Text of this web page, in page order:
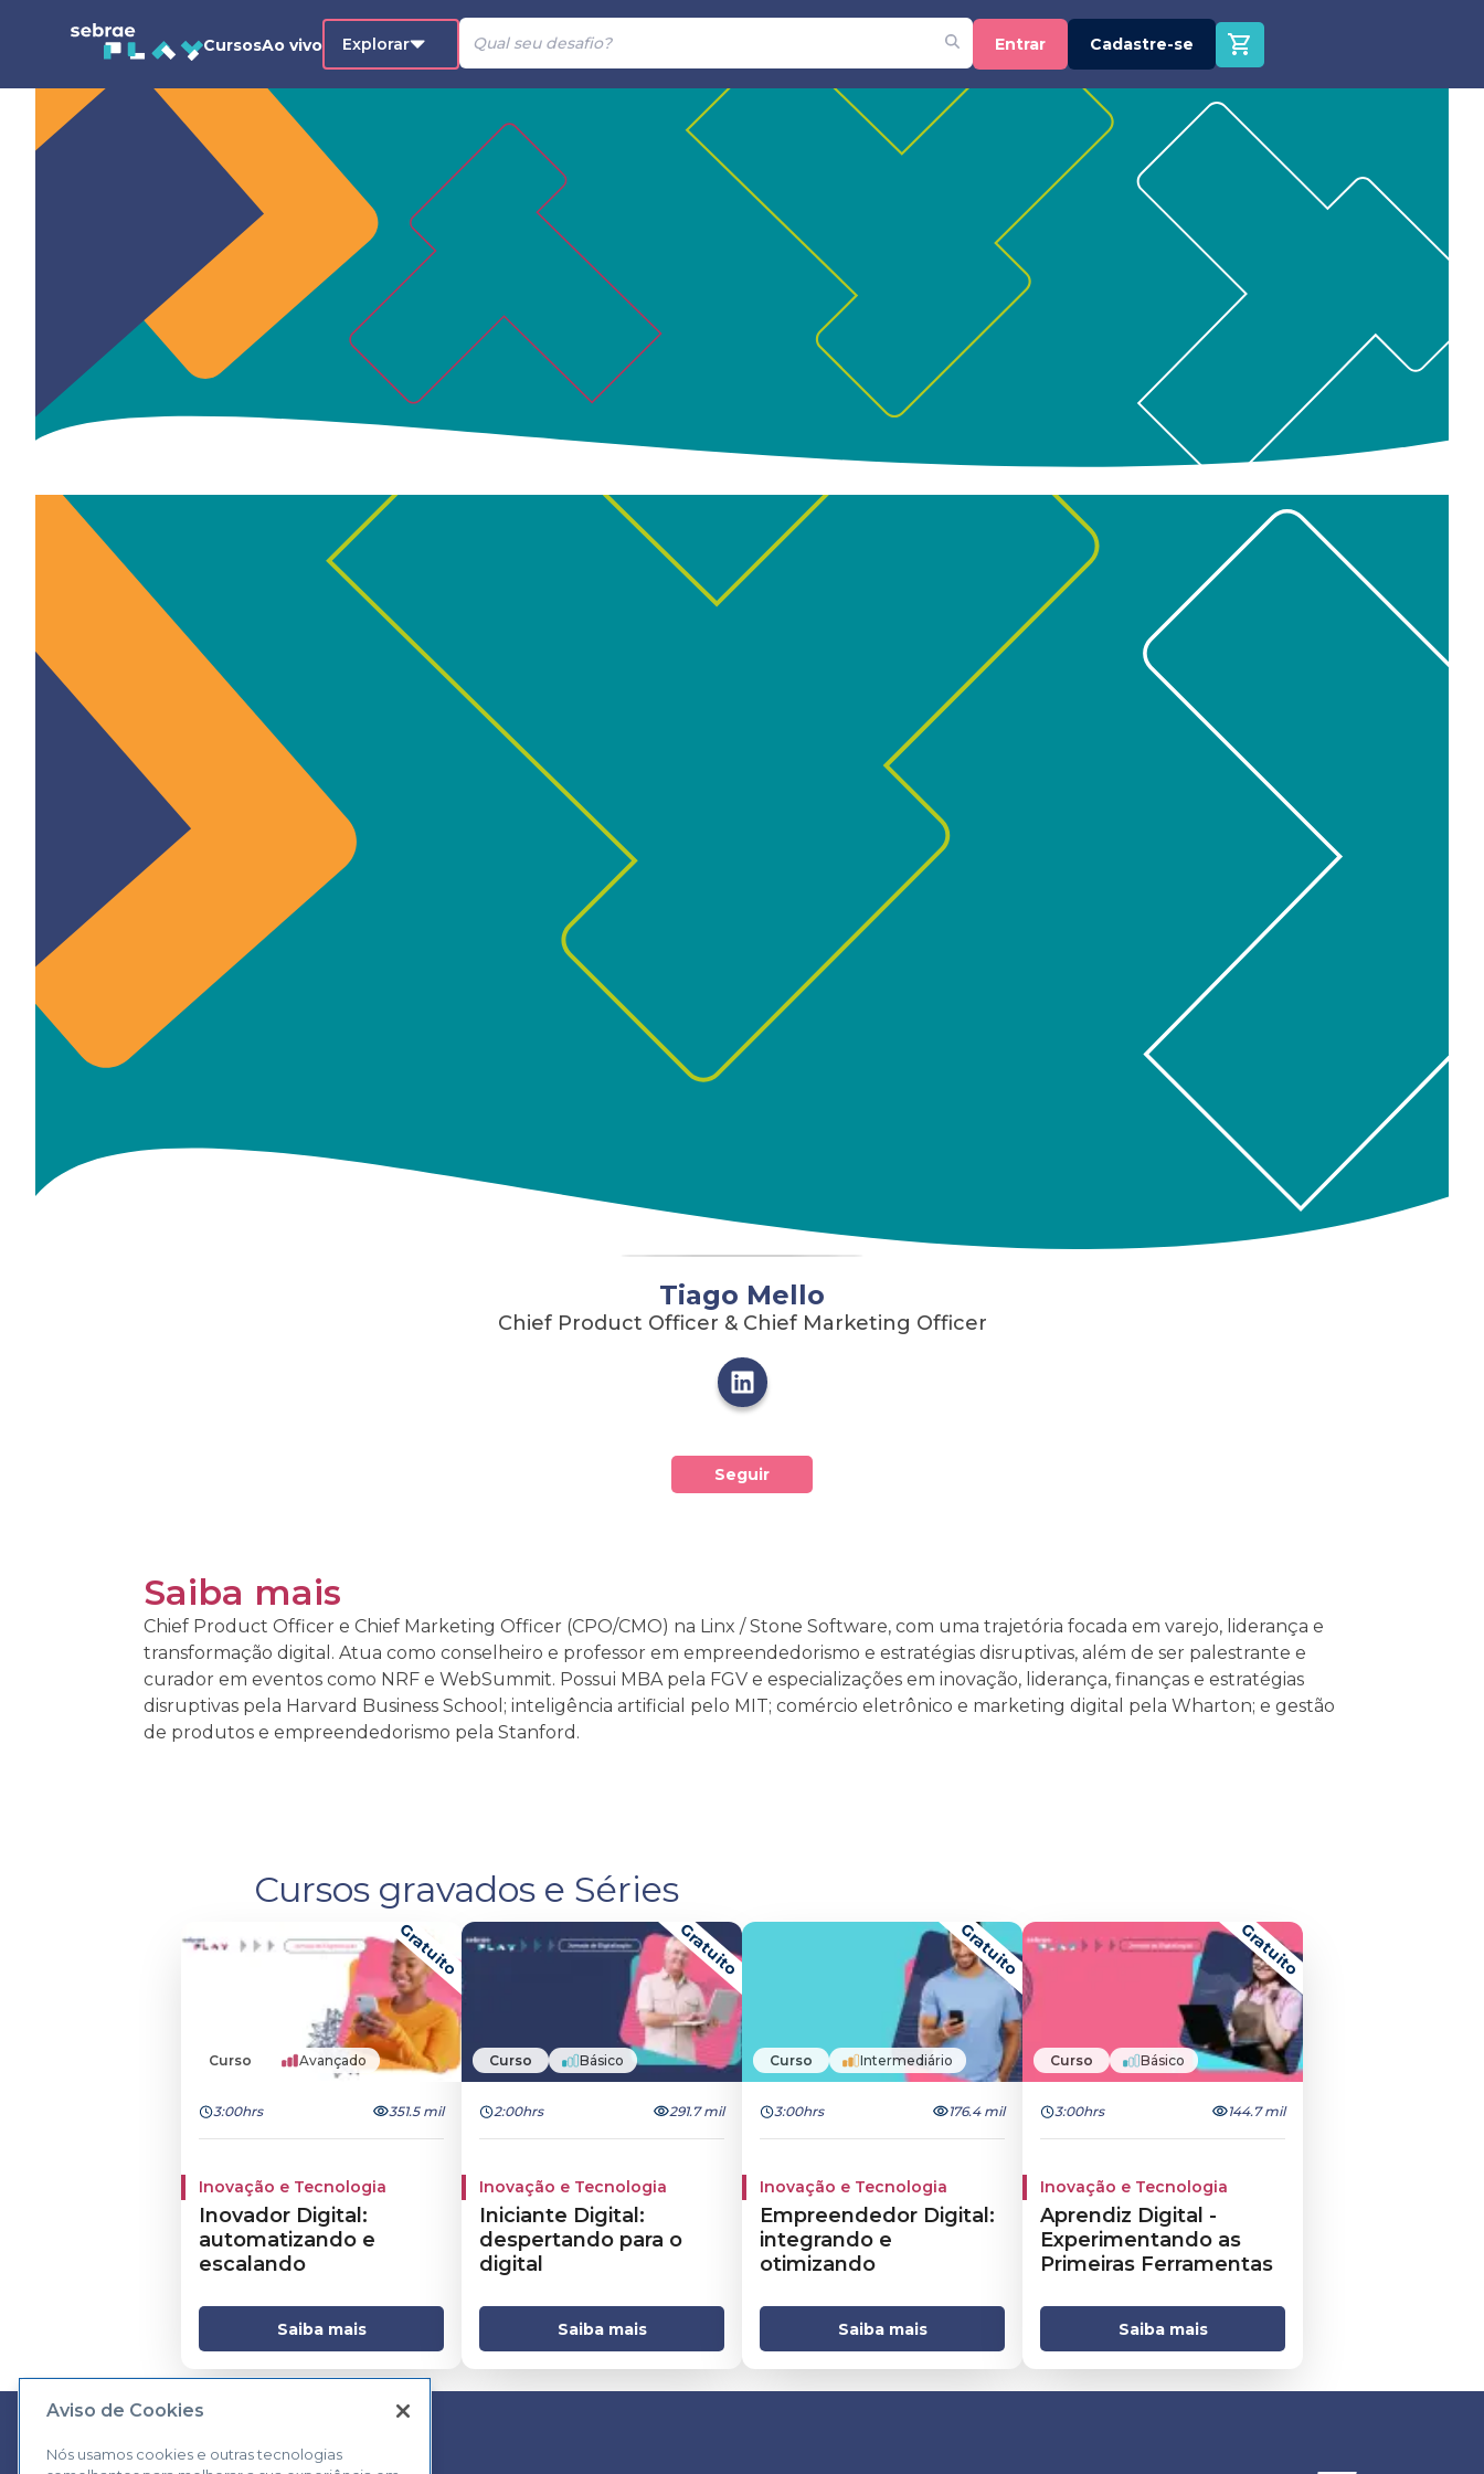
CursosAo vivo Explorar Entrar Cadastre-se
Tiago Mello
Chief Product Officer & Chief Marketing Officer
Seguir
Saiba mais
Chief Product Officer e Chief Marketing Officer (CPO/CMO) na Linx / Stone Software, com uma trajetória focada em varejo, liderança e
transformação digital. Atua como conselheiro e professor em empreendedorismo e estratégias disruptivas, além de ser palestrante e
curador em eventos como NRF e WebSummit. Possui MBA pela FGV e especializações em inovação, liderança, finanças e estratégias
disruptivas pela Harvard Business School; inteligência artificial pelo MIT; comércio eletrônico e marketing digital pela Wharton; e gestão
de produtos e empreendedorismo pela Stanford.
Cursos gravados e Séries
Gratuito
Curso Avançado
3:00hrs 351.5 mil
Inovação e Tecnologia
Inovador Digital:
automatizando e
escalando
Saiba mais
Gratuito
Curso Básico
2:00hrs 291.7 mil
Inovação e Tecnologia
Iniciante Digital:
despertando para o
digital
Saiba mais
Gratuito
Curso Intermediário
3:00hrs 176.4 mil
Inovação e Tecnologia
Empreendedor Digital:
integrando e
otimizando
Saiba mais
Gratuito
Curso Básico
3:00hrs 144.7 mil
Inovação e Tecnologia
Aprendiz Digital -
Experimentando as
Primeiras Ferramentas
Saiba mais
Aviso de Cookies
Nós usamos cookies e outras tecnologias